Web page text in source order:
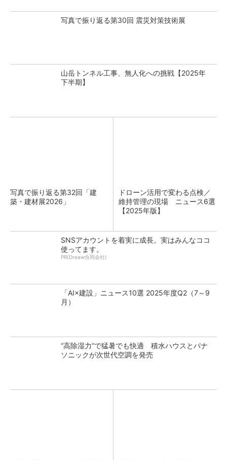
写真で振り返る第30回 震災対策技術展
山岳トンネル工事、無人化への挑戦【2025年
下半期】
写真で振り返る第32回「建
築・建材展2026」
ドローン活用で変わる点検／
維持管理の現場 ニュース6選
【2025年版】
SNSアカウントを着実に成長。実はみんなココ
使ってます。
PR(Dreaw合同会社)
「AI×建設」ニュース10選 2025年度Q2（7～9
月）
“高除湿力”で猛暑でも快適 積水ハウスとパナ
ソニックが次世代空調を発売